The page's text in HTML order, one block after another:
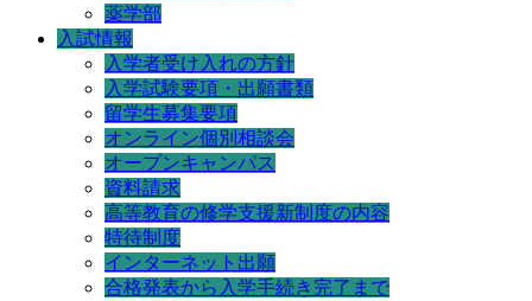
薬学部
入試情報
入学者受け入れの方針
入学試験要項・出願書類
留学生募集要項
オンライン個別相談会
オープンキャンパス
資料請求
高等教育の修学支援新制度の内容
特待制度
インターネット出願
合格発表から入学手続き完了まで